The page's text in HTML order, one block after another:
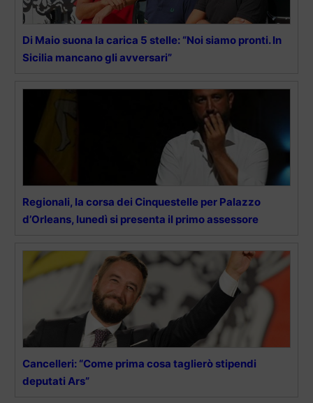
Di Maio suona la carica 5 stelle: “Noi siamo pronti. In
Sicilia mancano gli avversari”
Regionali, la corsa dei Cinquestelle per Palazzo
d’Orleans, lunedì si presenta il primo assessore
Cancelleri: “Come prima cosa taglierò stipendi
deputati Ars”